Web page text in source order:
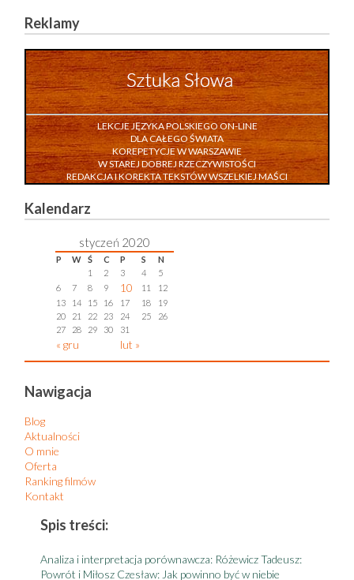
Reklamy
LEKCJE JĘZYKA POLSKIEGO ON-LINE
DLA CAŁEGO ŚWIATA
KOREPETYCJE W WARSZAWIE
W STAREJ DOBREJ RZECZYWISTOŚCI
REDAKCJA I KOREKTA TEKSTÓW WSZELKIEJ MAŚCI
Kalendarz
styczeń 2020
P W Ś C P S N
« gru lut »
1 2 3 4
5
6
7 8 9 10 11
12
13
14 15 16 17 18
19
20
21 22 23 24 25
26
27
28 29 30 31
Nawigacja
Blog
Aktualności
O mnie
Oferta
Ranking filmów
Kontakt
Spis treści:
Analiza i interpretacja porównawcza: Różewicz Tadeusz:
Powrót i Miłosz Czesław: Jak powinno być w niebie